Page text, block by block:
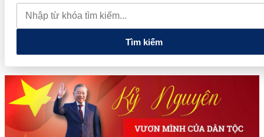
thăm Australia và New Zealand
Quốc hội tiếp tục thảo luận về
hai dự án luật liên quan đến lĩnh vực tài chính, ngân hàng
Tìm kiếm